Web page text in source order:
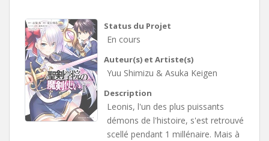
Status du Projet
En cours
Auteur(s) et Artiste(s)
Yuu Shimizu & Asuka Keigen
Description
Leonis, l'un des plus puissants
démons de l'histoire, s'est retrouvé
scellé pendant 1 millénaire. Mais à